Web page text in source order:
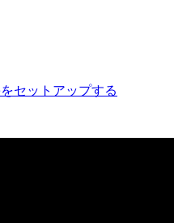
セットアップする